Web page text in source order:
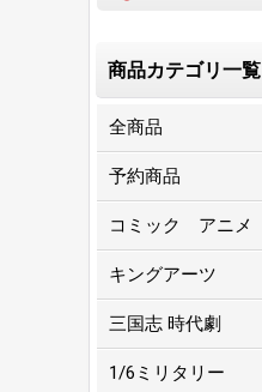
商品カテゴリ一覧
全商品
予約商品
コミック アニメ
キングアーツ
三国志 時代劇
1/6ミリタリー